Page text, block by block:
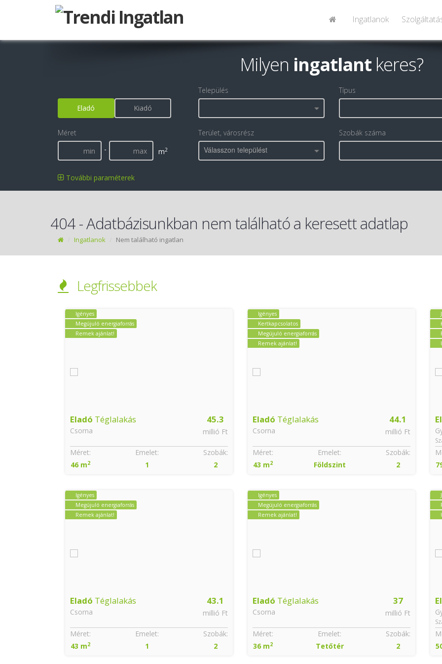
Ingatlanok
Milyen ingatlant keres?
Eladó Kiadó
Település Típus
Méret
-
m2
Terület, városrész
Válasszon települést
Szobák száma
További paraméterek
404 - Adatbázisunkban nem található a keresett adatlap
Ingatlanok Nem található ingatlan
Legfrissebbek
Igényes
Megújuló energiaforrás
Remek ajánlat!
45.3
millió Ft
Eladó Téglalakás
Csorna
Szobák:
2
Méret:
46 m2
Emelet:
1
Igényes
Megújuló energiaforrás
Remek ajánlat!
43.1
millió Ft
Eladó Téglalakás
Csorna
Szobák:
2
Méret:
43 m2
Emelet:
1
Igényes
Kertkapcsolatos
Megújuló energiaforrás
Remek ajánlat!
44.1
millió Ft
Eladó Téglalakás
Csorna
Szobák:
2
Méret:
43 m2
Emelet:
Földszint
Igényes
Megújuló energiaforrás
Remek ajánlat!
37
millió Ft
Eladó Téglalakás
Csorna
Szobák:
2
Méret:
36 m2
Emelet:
Tetőtér